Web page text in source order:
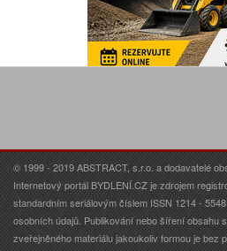
© 1999 - 2019 ABSTRACT, s.r.o. a dodavatelé
Internetový portál BYDLENÍ.CZ je zdrojem
standardním seriálovým číslem ISSN 1214 -
osobních údajů. Publikování nebo šíření obsahu
zveřejněného materiálu jakoukoliv formou je bez